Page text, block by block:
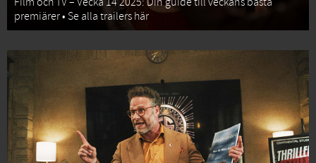
premiärer • Se alla trailers här